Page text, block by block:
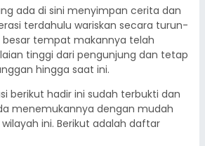
ada di sini menyimpan cerita dan
terdahulu wariskan secara turun-
besar tempat makannya telah
tinggi dari pengunjung dan tetap
hingga saat ini.
berikut hadir ini sudah terbukti dan
menemukannya dengan mudah
ini. Berikut adalah daftar